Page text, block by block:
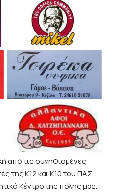
από τις συνηθισμένες
της Κ12 και Κ10 του ΠΑΣ
Κέντρο της πόλης μας.